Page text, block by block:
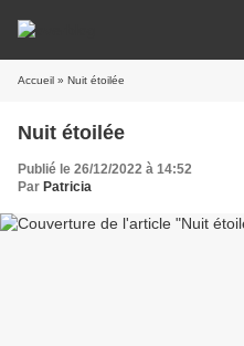
Accueil » Nuit étoilée
Nuit étoilée
Publié le 26/12/2022 à 14:52
Par Patricia